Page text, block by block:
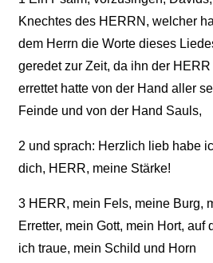
Knechtes des HERRN, welcher
dem Herrn die Worte dieses
geredet zur Zeit, da ihn der HERR
errettet hatte von der Hand aller
Feinde und von der Hand Sauls,
2 und sprach: Herzlich lieb habe
dich, HERR, meine Stärke!
3HERR, mein Fels, meine Burg,
Erretter, mein Gott, mein Hort, auf
ich traue, mein Schild und Horn